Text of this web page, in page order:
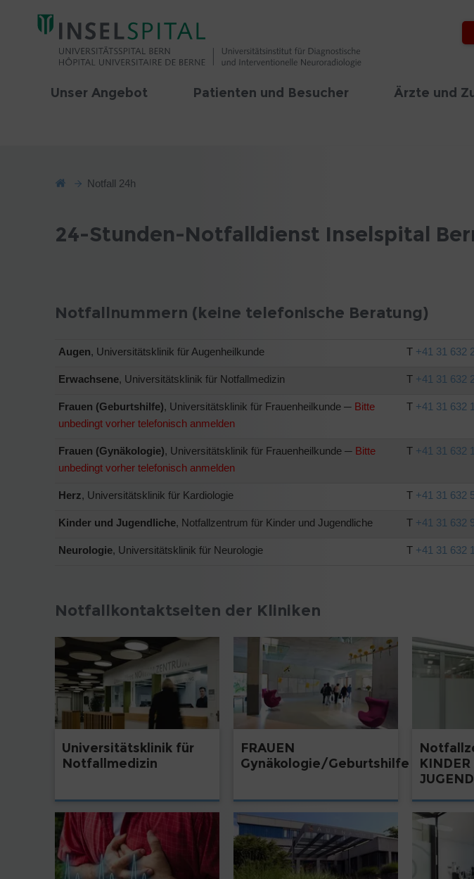
Unser Angebot Patienten und Besucher Ärzte und
Notfall 24h
24-Stunden-Notfalldienst Inselspital
Notfallnummern (keine telefonische Beratung)
Augen, Universitätsklinik für Augenheilkunde T +41 31 632
Erwachsene, Universitätsklinik für Notfallmedizin T +41 31 632
Frauen (Geburtshilfe), Universitätsklinik für Frauenheilkunde ─ Bitte
unbedingt vorher telefonisch anmelden
T +41 31 632
Frauen (Gynäkologie), Universitätsklinik für Frauenheilkunde ─ Bitte
unbedingt vorher telefonisch anmelden
T +41 31 632
Herz, Universitätsklinik für Kardiologie T +41 31 632
Kinder und Jugendliche, Notfallzentrum für Kinder und Jugendliche T +41 31 632
Neurologie, Universitätsklinik für Neurologie T +41 31 632
Notfallkontaktseiten der Kliniken
Universitätsklinik für
Notfallmedizin
FRAUEN
Gynäkologie/Geburtshilfe
KINDER